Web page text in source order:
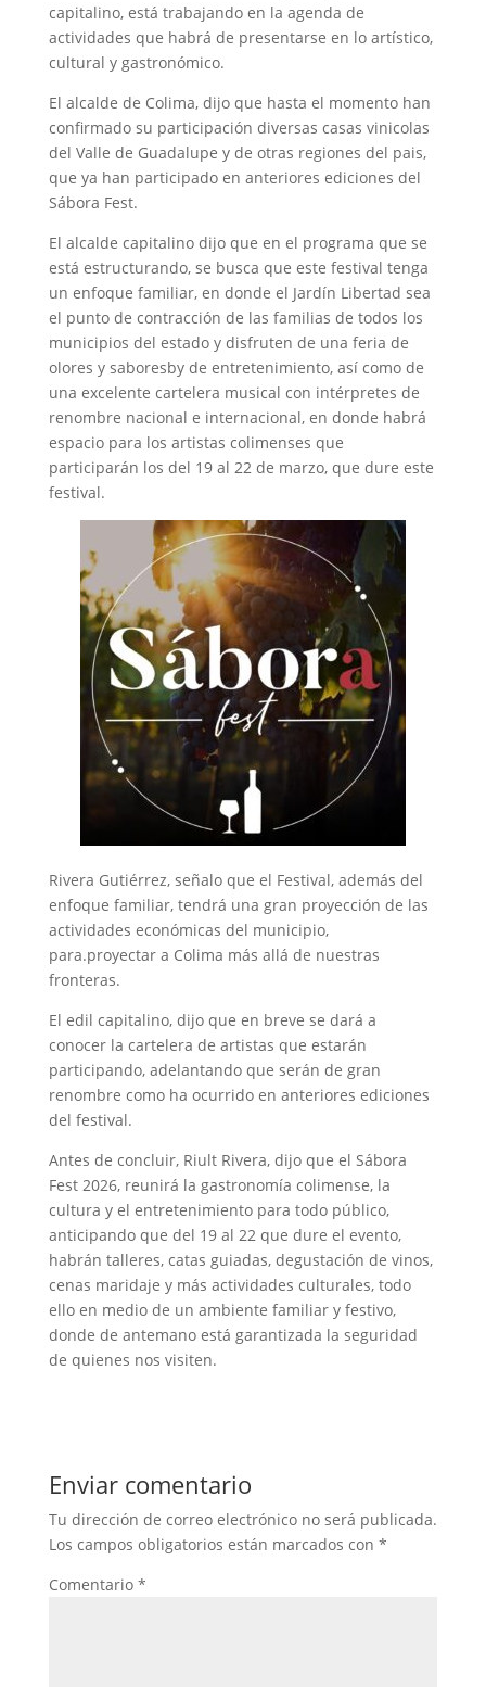
capitalino, está trabajando en la agenda de
actividades que habrá de presentarse en lo artístico,
cultural y gastronómico.
El alcalde de Colima, dijo que hasta el momento han
confirmado su participación diversas casas vinicolas
del Valle de Guadalupe y de otras regiones del pais,
que ya han participado en anteriores ediciones del
Sábora Fest.
El alcalde capitalino dijo que en el programa que se
está estructurando, se busca que este festival tenga
un enfoque familiar, en donde el Jardín Libertad sea
el punto de contracción de las familias de todos los
municipios del estado y disfruten de una feria de
olores y saboresby de entretenimiento, así como de
una excelente cartelera musical con intérpretes de
renombre nacional e internacional, en donde habrá
espacio para los artistas colimenses que
participarán los del 19 al 22 de marzo, que dure este
festival.
Rivera Gutiérrez, señalo que el Festival, además del
enfoque familiar, tendrá una gran proyección de las
actividades económicas del municipio,
para.proyectar a Colima más allá de nuestras
fronteras.
El edil capitalino, dijo que en breve se dará a
conocer la cartelera de artistas que estarán
participando, adelantando que serán de gran
renombre como ha ocurrido en anteriores ediciones
del festival.
Antes de concluir, Riult Rivera, dijo que el Sábora
Fest 2026, reunirá la gastronomía colimense, la
cultura y el entretenimiento para todo público,
anticipando que del 19 al 22 que dure el evento,
habrán talleres, catas guiadas, degustación de vinos,
cenas maridaje y más actividades culturales, todo
ello en medio de un ambiente familiar y festivo,
donde de antemano está garantizada la seguridad
de quienes nos visiten.
Enviar comentario
Tu dirección de correo electrónico no será publicada.
Los campos obligatorios están marcados con *
Comentario *